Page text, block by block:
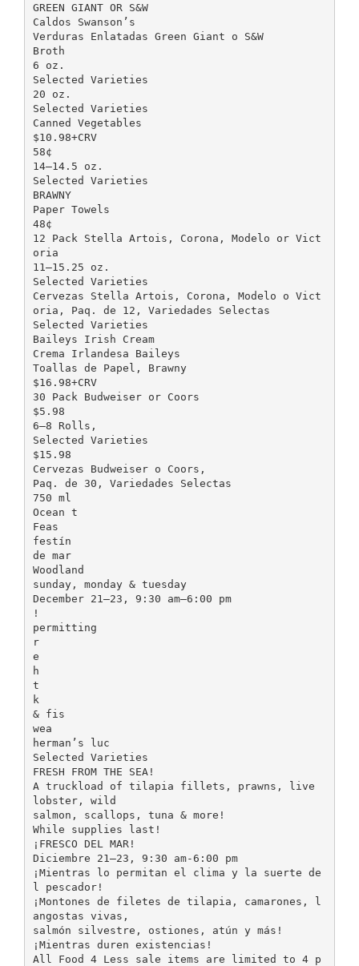
GREEN GIANT OR S&W
Caldos Swanson’s
Verduras Enlatadas Green Giant o S&W
Broth
6 oz.
Selected Varieties
20 oz.
Selected Varieties
Canned Vegetables
$10.98+CRV
58¢
14–14.5 oz.
Selected Varieties
BRAWNY
Paper Towels
48¢
12 Pack Stella Artois, Corona, Modelo or Vict
oria
11–15.25 oz.
Selected Varieties
Cervezas Stella Artois, Corona, Modelo o Vict
oria, Paq. de 12, Variedades Selectas
Selected Varieties
Baileys Irish Cream
Crema Irlandesa Baileys
Toallas de Papel, Brawny
$16.98+CRV
30 Pack Budweiser or Coors
$5.98
6–8 Rolls,
Selected Varieties
$15.98
Cervezas Budweiser o Coors,
Paq. de 30, Variedades Selectas
750 ml
Ocean t
Feas
festín
de mar
Woodland
sunday, monday & tuesday
December 21–23, 9:30 am–6:00 pm
!
permitting
r
e
h
t
k
& fis
wea
herman’s luc
Selected Varieties
FRESH FROM THE SEA!
A truckload of tilapia fillets, prawns, live
lobster, wild
salmon, scallops, tuna & more!
While supplies last!
¡FRESCO DEL MAR!
Diciembre 21–23, 9:30 am-6:00 pm
¡Mientras lo permitan el clima y la suerte de
l pescador!
¡Montones de filetes de tilapia, camarones, l
angostas vivas,
salmón silvestre, ostiones, atún y más!
¡Mientras duren existencias!
All Food 4 Less sale items are limited to 4 p